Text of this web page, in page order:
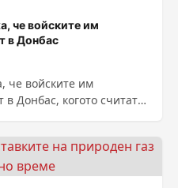
че войските им
в Донбас
че войските им
Донбас, когото считат